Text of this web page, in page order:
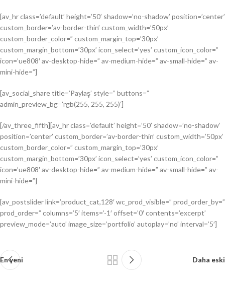
[av_hr class=’default’ height=’50’ shadow=’no-shadow’ position=’center’
custom_border=’av-border-thin’ custom_width=’50px’
custom_border_color=” custom_margin_top=’30px’
custom_margin_bottom=’30px’ icon_select=’yes’ custom_icon_color=”
icon=’ue808′ av-desktop-hide=” av-medium-hide=” av-small-hide=” av-
mini-hide=”]
[av_social_share title=’Paylaş’ style=” buttons=”
admin_preview_bg=’rgb(255, 255, 255)’]
[/av_three_fifth][av_hr class=’default’ height=’50’ shadow=’no-shadow’
position=’center’ custom_border=’av-border-thin’ custom_width=’50px’
custom_border_color=” custom_margin_top=’30px’
custom_margin_bottom=’30px’ icon_select=’yes’ custom_icon_color=”
icon=’ue808′ av-desktop-hide=” av-medium-hide=” av-small-hide=” av-
mini-hide=”]
[av_postslider link=’product_cat,128′ wc_prod_visible=” prod_order_by=”
prod_order=” columns=’5′ items=’-1′ offset=’0′ contents=’excerpt’
preview_mode=’auto’ image_size=’portfolio’ autoplay=’no’ interval=’5′]
En yeni Daha eski